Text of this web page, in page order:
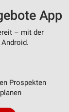
App
– mit der
Prospekten